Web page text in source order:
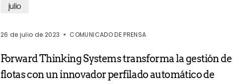
julio
26 de julio de 2023 COMUNICADO DE PRENSA
Forward Thinking Systems transforma la gestión de
flotas con un innovador perfilado automático de